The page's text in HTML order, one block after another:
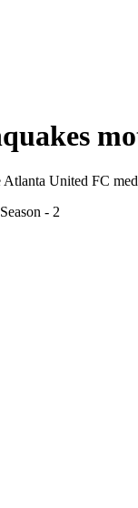
Atlanta United FC
- 2